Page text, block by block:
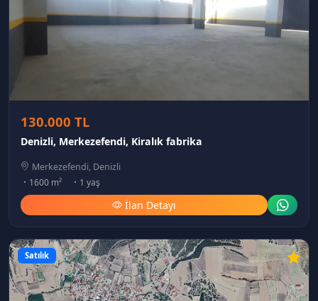
130.000 TL
Denizli, Merkezefendi, Kiralık fabrika
Merkezefendi, Denizli
1600 m²
1 yaş
İlan Detayı
Satılık